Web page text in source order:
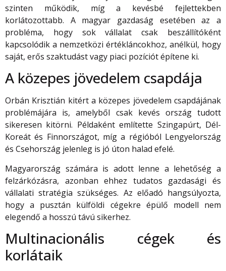
szinten működik, míg a kevésbé fejlettekben
korlátozottabb. A magyar gazdaság esetében az a
probléma, hogy sok vállalat csak beszállítóként
kapcsolódik a nemzetközi értékláncokhoz, anélkül, hogy
saját, erős szaktudást vagy piaci pozíciót építene ki.
A közepes jövedelem csapdája
Orbán Krisztián kitért a közepes jövedelem csapdájának
problémájára is, amelyből csak kevés ország tudott
sikeresen kitörni. Példaként említette Szingapúrt, Dél-
Koreát és Finnországot, míg a régióból Lengyelország
és Csehország jelenleg is jó úton halad efelé.
Magyarország számára is adott lenne a lehetőség a
felzárkózásra, azonban ehhez tudatos gazdasági és
vállalati stratégia szükséges. Az előadó hangsúlyozta,
hogy a pusztán külföldi cégekre épülő modell nem
elegendő a hosszú távú sikerhez.
Multinacionális cégek és
korlátaik